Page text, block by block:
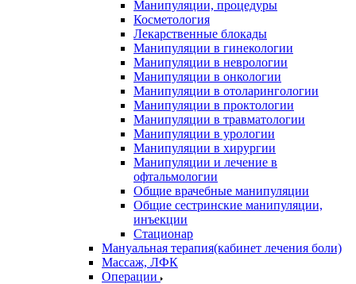
Манипуляции, процедуры
Косметология
Лекарственные блокады
Манипуляции в гинекологии
Манипуляции в неврологии
Манипуляции в онкологии
Манипуляции в отоларингологии
Манипуляции в проктологии
Манипуляции в травматологии
Манипуляции в урологии
Манипуляции в хирургии
Манипуляции и лечение в
офтальмологии
Общие врачебные манипуляции
Общие сестринские манипуляции,
инъекции
Стационар
Мануальная терапия(кабинет лечения боли)
Массаж, ЛФК
Операции